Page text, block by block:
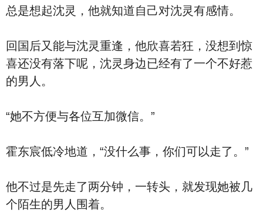
总是想起沈灵，他就知道自己对沈灵有感情。
回国后又能与沈灵重逢，他欣喜若狂，没想到惊
喜还没有落下呢，沈灵身边已经有了一个不好惹
的男人。
“她不方便与各位互加微信。”
霍东宸低冷地道，“没什么事，你们可以走了。”
他不过是先走了两分钟，一转头，就发现她被几
个陌生的男人围着。